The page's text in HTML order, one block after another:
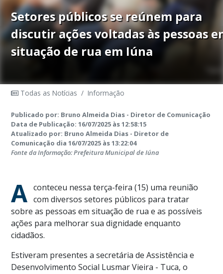
Setores públicos se reúnem para
discutir ações voltadas às pessoas
situação de rua em Iúna
Todas as Notícias / Informação
Publicado por: Bruno Almeida Dias - Diretor de Comunicação
Data de Publicação: 16/07/2025 às 12:58:15
Atualizado por: Bruno Almeida Dias - Diretor de
Comunicação dia 16/07/2025 às 13:22:04
Fonte da Informação: Prefeitura Municipal de Iúna
A conteceu nessa terça-feira (15) uma reunião
com diversos setores públicos para tratar
sobre as pessoas em situação de rua e as possíveis
ações para melhorar sua dignidade enquanto
cidadãos.
Estiveram presentes a secretária de Assistência e
Desenvolvimento Social Lusmar Vieira - Tuca, o